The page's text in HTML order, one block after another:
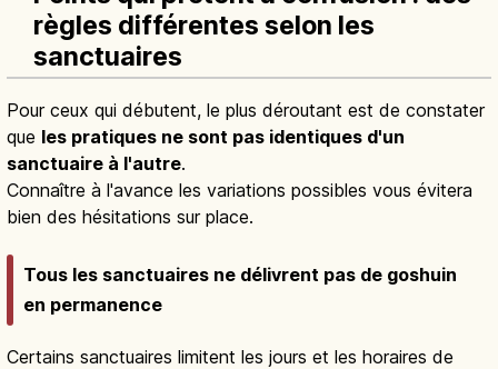
règles différentes selon les
sanctuaires
Pour ceux qui débutent, le plus déroutant est de constater
que les pratiques ne sont pas identiques d'un
sanctuaire à l'autre.
Connaître à l'avance les variations possibles vous évitera
bien des hésitations sur place.
Tous les sanctuaires ne délivrent pas de goshuin
en permanence
Certains sanctuaires limitent les jours et les horaires de